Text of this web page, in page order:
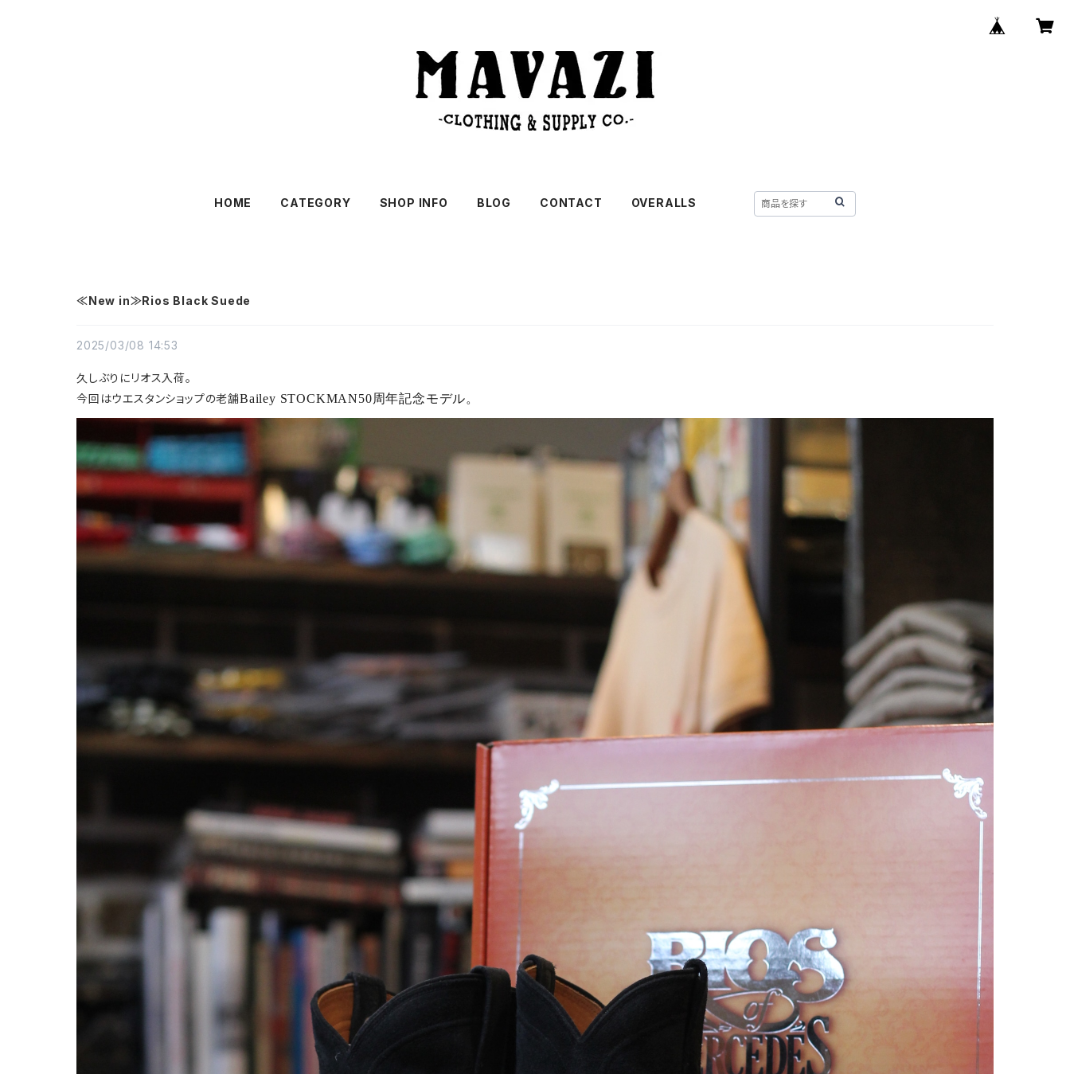
HOME CATEGORY SHOP INFO BLOG CONTACT OVERALLS
≪New in≫Rios Black Suede
2025/03/08 14:53
久しぶりにリオス入荷。
今回はウエスタンショップの老舗Bailey STOCKMAN50周年記念モデル。